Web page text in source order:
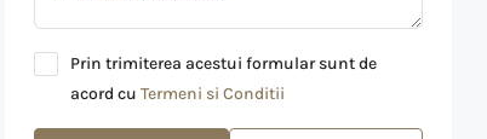
Prin trimiterea acestui formular sunt de
acord cu Termeni si Conditii